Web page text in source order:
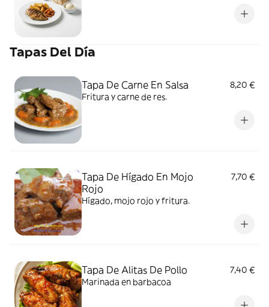
Tapas Del Día
Tapa De Carne En Salsa
8,20 €
Fritura y carne de res.
Tapa De Hígado En Mojo
Rojo
7,70 €
Hígado, mojo rojo y fritura.
Tapa De Alitas De Pollo
7,40 €
Marinada en barbacoa